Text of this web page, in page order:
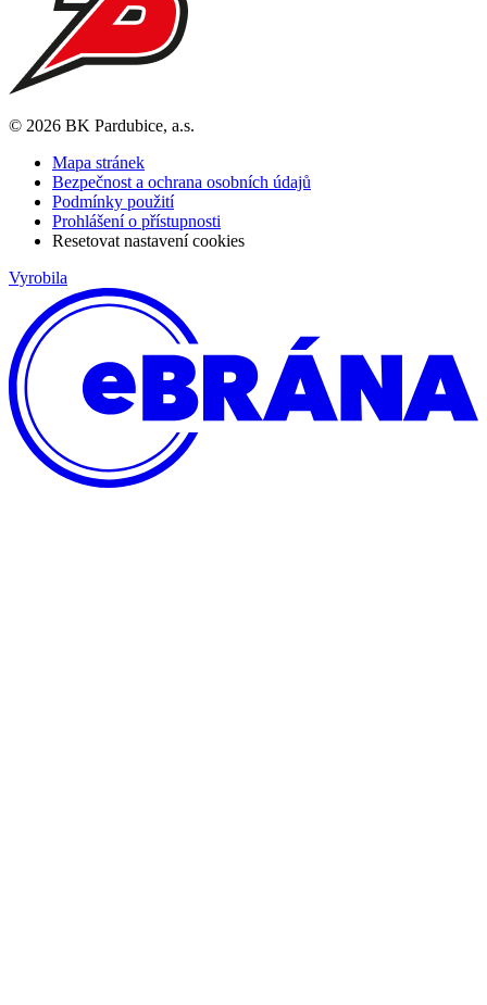
© 2026 BK Pardubice, a.s.
Mapa stránek
Bezpečnost a ochrana osobních údajů
Podmínky použití
Prohlášení o přístupnosti
Resetovat nastavení cookies
Vyrobila